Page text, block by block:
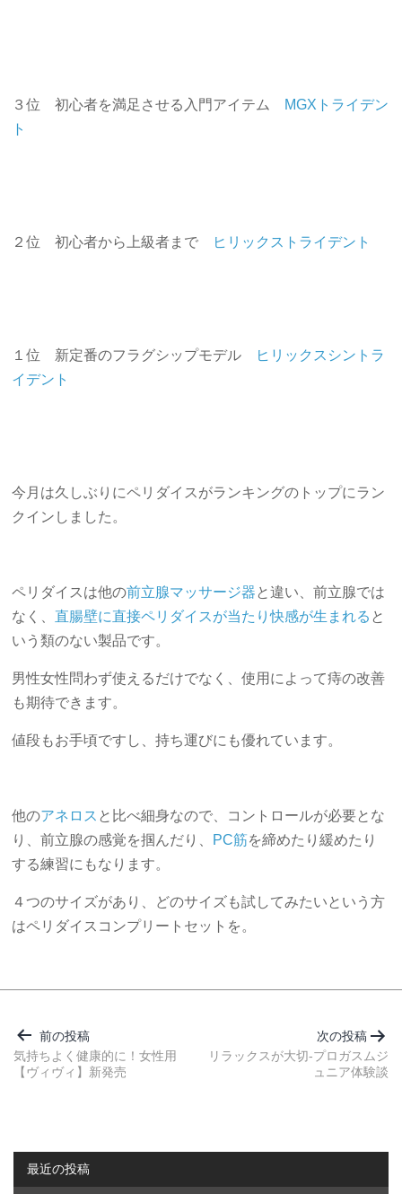
３位 初心者を満足させる入門アイテム MGXトライデン
ト
２位 初心者から上級者まで ヒリックストライデント
１位 新定番のフラグシップモデル
ヒリックスシントラ
イデント
今月は久しぶりにペリダイスがランキングのトップにラン
クインしました。
ペリダイスは他の前立腺マッサージ器 と違い、前立腺では
なく、直腸壁に直接ペリダイスが当たり快感が生まれる と
いう類のない製品です。
男性女性問わず使えるだけでなく、使用によって痔の改善
も期待できます。
値段もお手頃ですし、持ち運びにも優れています。
他のアネロス と比べ細身なので、コントロールが必要とな
り、前立腺の感覚を掴んだり、 PC筋を締めたり緩めたり
する練習にもなります。
４つのサイズがあり、どのサイズも試してみたいという方
はペリダイスコンプリートセットを。
稿
ナ
ビ
シ
ョ
前の投稿
気持ちよく健康的に！女性用
【ヴィヴィ】新発売
次の投稿
リラックスが大切-プロガスムジ
ュニア体験談
最近の投稿